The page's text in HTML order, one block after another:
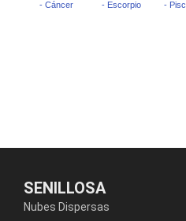
SENILLOSA
Nubes Dispersas